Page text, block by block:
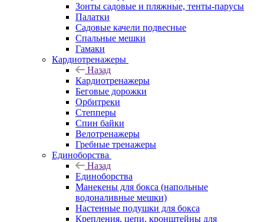
Зонты садовые и пляжные, тенты-парусы
Палатки
Садовые качели подвесные
Спальные мешки
Гамаки
Кардиотренажеры
Назад
Кардиотренажеры
Беговые дорожки
Орбитреки
Степперы
Спин байки
Велотренажеры
Гребные тренажеры
Единоборства
Назад
Единоборства
Манекены для бокса (напольные
водоналивные мешки)
Настенные подушки для бокса
Крепления, цепи, кронштейны для